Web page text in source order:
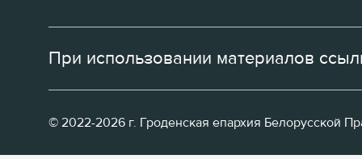
При использовании материалов
© 2022-2026 г. Гроденская епархия Белорусской